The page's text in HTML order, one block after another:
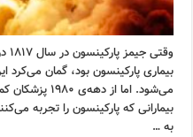
بیماری پارکینسون بود، گمان
می‌شود. اما
بیمارانی که پارکینسون را تجربه
به …